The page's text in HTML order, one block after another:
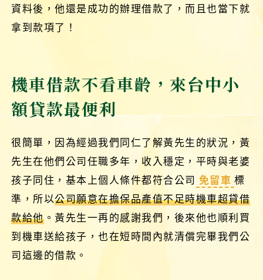
資料後，他還是成功的辦理借款了，而且也當下就
拿到款項了！
機車借款不看車齡，來台中小
額貸款最便利
很簡單，因為經過我們同仁了解黃先生的狀況，黃
先生在他們公司任職多年，收入穩定，平時與老婆
孩子同住，基本上個人條件都符合公司 免留車 標
準，所以公司願意在擔保品產值不足時機車超貸借
款給他。黃先生一再的感謝我們，後來他也順利買
到機車送給孩子，也在短時間內就清償完畢我們公
司這邊的借款。